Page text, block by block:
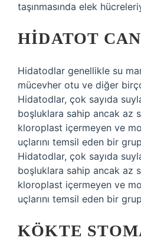
taşınmasında elek
HIDATOT
Hidatodlar genellikle su
mücevher otu ve diğer
Hidatodlar, çok sayıda
boşluklara sahip ancak az
kloroplast içermeyen ve
uçlarını temsil eden bir
Hidatodlar, çok sayıda
boşluklara sahip ancak az
kloroplast içermeyen ve
uçlarını temsil eden bir
KÖKTE